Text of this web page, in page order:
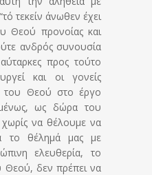
τεκείν άνωθεν έχει
Θεού προνοίας και
ανδρός συνουσία
προς τούτο
και οι γονείς
του Θεού στο έργο
ως δώρα του
να θέλουμε να
το θέλημά μας με
ελευθερία, το
δεν πρέπει να